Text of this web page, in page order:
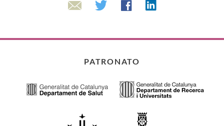
Email Twitter FacebookLinkedin
PATRONATO